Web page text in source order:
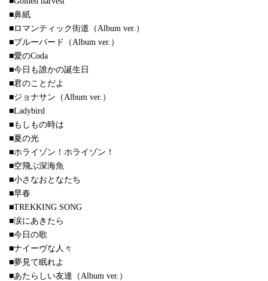
■鼻紙
■ロマンティック街道（Album ver.）
■ブルーバード（Album ver.）
■愛のCoda
■今日も誰かの誕生日
■君のことだよ
■ジョナサン（Album ver.）
■Ladybird
■もしもの時は
■夏の光
■ホライゾン！ホライゾン！
■空飛ぶ深海魚
■小さなおとなたち
■早春
■TREKKING SONG
■涙にあきたら
■今日の歌
■ナイーヴな人々
■夢見て眠れよ
■あたらしい友達（Album ver.）